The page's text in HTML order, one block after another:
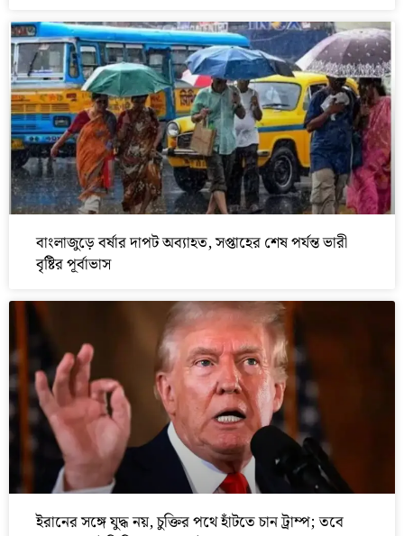
বাংলাজুড়ে বর্ষার দাপট অব্যাহত, সপ্তাহের শেষ পর্যন্ত ভারী
বৃষ্টির পূর্বাভাস
ইরানের সঙ্গে যুদ্ধ নয়, চুক্তির পথে হাঁটতে চান ট্রাম্প; তবে